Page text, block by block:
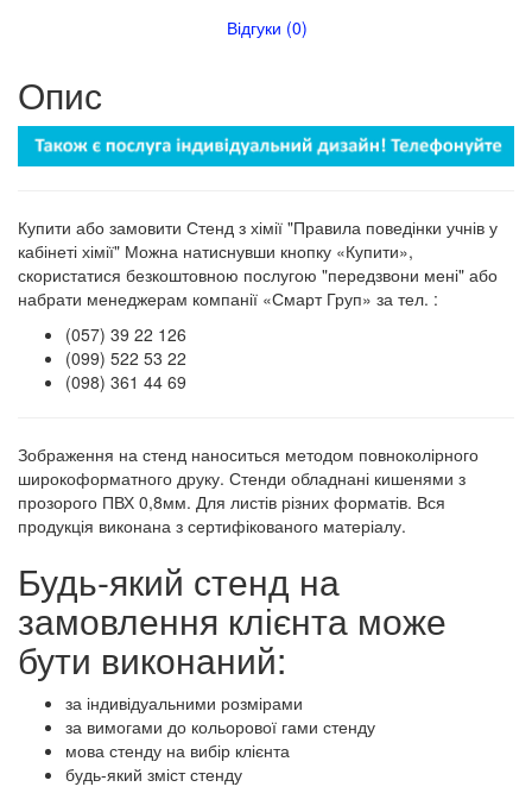
Відгуки (0)
Опис
Купити або замовити Стенд з хімії "Правила поведінки учнів у
кабінеті хімії" Можна натиснувши кнопку «Купити»,
скористатися безкоштовною послугою "передзвони мені" або
набрати менеджерам компанії «Смарт Груп» за тел. :
(057) 39 22 126
(099) 522 53 22
(098) 361 44 69
Зображення на стенд наноситься методом повноколірного
широкоформатного друку. Стенди обладнані кишенями з
прозорого ПВХ 0,8мм. Для листів різних форматів. Вся
продукція виконана з сертифікованого матеріалу.
Будь-який стенд на
замовлення клієнта може
бути виконаний:
за індивідуальними розмірами
за вимогами до кольорової гами стенду
мова стенду на вибір клієнта
будь-який зміст стенду